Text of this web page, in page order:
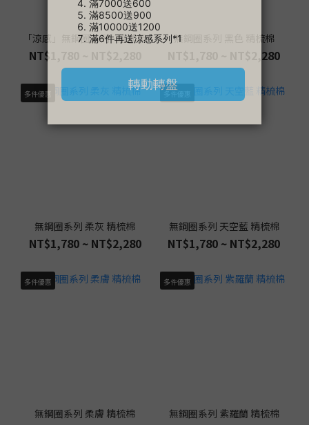
兩側溢出。試穿時應確認胸部能完整進入罩杯，上緣不切胸、下緣
不懸空，前中心不被胸部推離身體。下圍要穩定，肩帶才有提托空
間下圍是固定內衣位置的基礎。穿好後前後應維持水平，舉手、坐
下與轉身時不往上跑，也不能緊到限制呼吸。下圍太鬆時，胸部重
量會轉移到肩帶，胸線下墜、肩帶越拉越緊，反而更顯厚重。側比
與側翼要配合腋下高度側邊結構可以協助把外側胸肉帶回罩杯，但
與簡潔線條只能提供輕微的視覺修飾，不能補救罩杯太淺或下圍不
穩。蕾絲、花紋與顏色不必一律排除，真正影響顯小效果的是胸部
罩杯、四分之三罩杯，哪種比較顯小？全罩杯與四分之三罩杯只代
表包覆範圍，不能直接判定哪一種一定比較顯小。全罩杯通常包覆
量；重點是罩杯底部能承接胸部，下圍活動後仍維持水平。胸部集
「涼感」無鋼圈系列 - 經典黑
NT$1,780 ~ NT$2,280
無鋼圈系列 黑色 精梳棉
NT$1,780 ~ NT$2,280
多件優惠
無鋼圈系列 柔灰 精梳棉
NT$1,780 ~ NT$2,280
無鋼圈系列 天空藍 精梳棉
NT$1,780 ~ NT$2,280
多件優惠
無鋼圈系列 柔膚 精梳棉
多件優惠
無鋼圈系列 紫羅蘭 精梳棉